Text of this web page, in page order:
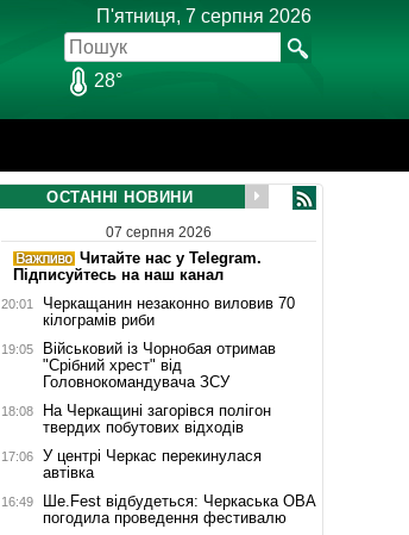
П'ятниця, 7 серпня 2026
28°
ОСТАННІ НОВИНИ
07 серпня 2026
Читайте нас у Telegram.
Підписуйтесь на наш канал
20:01
Черкащанин незаконно виловив 70
кілограмів риби
19:05
Військовий із Чорнобая отримав
"Срібний хрест" від
Головнокомандувача ЗСУ
18:08
На Черкащині загорівся полігон
твердих побутових відходів
17:06
У центрі Черкас перекинулася
автівка
16:49
Ше.Fest відбудеться: Черкаська ОВА
погодила проведення фестивалю